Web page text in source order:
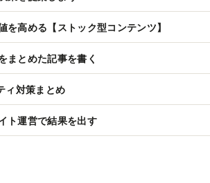
を高める【ストック型コンテンツ】
まとめた記事を書く
ィ対策まとめ
ト運営で結果を出す